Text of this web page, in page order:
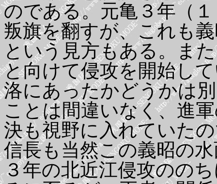
のである。元亀３年（
叛旗を翻すが、これも
という見方もある。ま
と向けて侵攻を開始し
洛にあったかどうかは
ことは間違いなく、進
決も視野に入れていた
信長も当然この義昭の
３年の北近江侵攻のの